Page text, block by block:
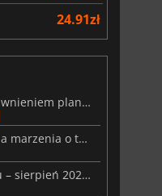
24.91zł
MARVEL Tōkon debiutuje wraz z ujawnieniem planu rozwoju na pierwszy rok
Wyciek ceny Steam Frame przekreśla marzenia o tanim zestawie VR
Premiery gier wideo w tym tygodniu – sierpień 2026 r. (32. tydzień)